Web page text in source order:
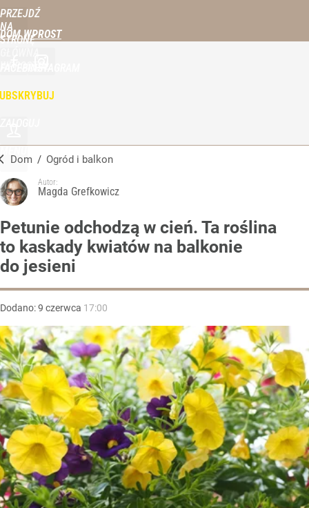
PRZEJDŹ
NA
STRONĘ
DOM WPROST
Dom / Ogród i balkon
Autor:
Magda Grefkowicz
Petunie odchodzą w cień. Ta roślina
to kaskady kwiatów na balkonie
do jesieni
Dodano:9 czerwca 17:00